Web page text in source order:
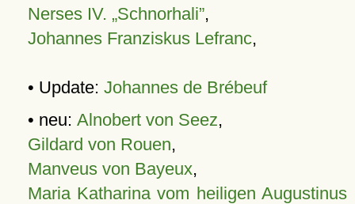
Nerses IV. „Schnorhali”,
Johannes Franziskus Lefranc,
• Update: Johannes de Brébeuf
• neu: Alnobert von Seez,
Gildard von Rouen,
Manveus von Bayeux,
Maria Katharina vom heiligen Augustinus